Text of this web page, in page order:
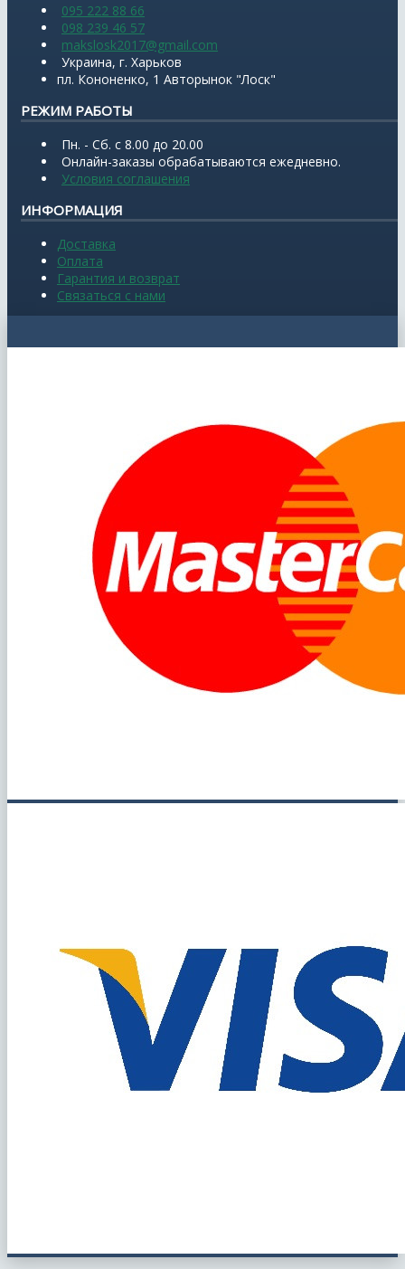
095 222 88 66
098 239 46 57
makslosk2017@gmail.com
Украина, г. Харьков
пл. Кононенко, 1 Авторынок "Лоск"
РЕЖИМ РАБОТЫ
Пн. - Сб. с 8.00 до 20.00
Онлайн-заказы обрабатываются ежедневно.
Условия соглашения
ИНФОРМАЦИЯ
Доставка
Оплата
Гарантия и возврат
Связаться с нами